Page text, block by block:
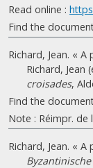
Read online :
Find the
Richard, Jean. «
Richard, Jean
croisades,
Find the
Note : Réimpr. de
Richard, Jean. «